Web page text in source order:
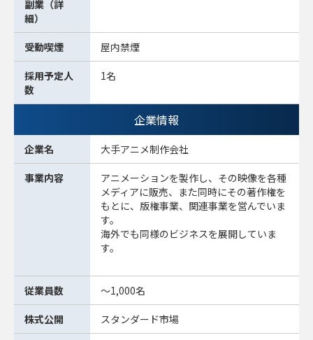
副業（詳
細）
受動喫煙 屋内禁煙
採用予定人
数
1名
企業情報
企業名 大手アニメ制作会社
事業内容
アニメーションを製作し、その映像を各種
メディアに販売、また同時にその著作権を
もとに、版権事業、関連事業を営んでいま
す。
海外でも同様のビジネスを展開していま
す。
従業員数 ～1,000名
株式公開 スタンダード市場